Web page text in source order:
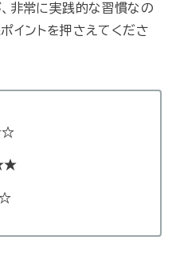
非常に実践的な習慣なの
イントを押さえてくださ